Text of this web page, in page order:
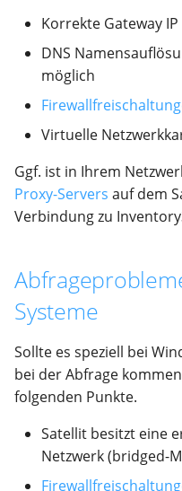
Korrekte Gateway
DNS
möglich
Virtuelle
Ggf. ist in Ihrem
Proxy-Servers auf dem
Verbindung zu
Systeme
Sollte es speziell bei
bei der Abfrage
folgenden Punkte.
Satellit besitzt eine
Netzwerk (bridged-